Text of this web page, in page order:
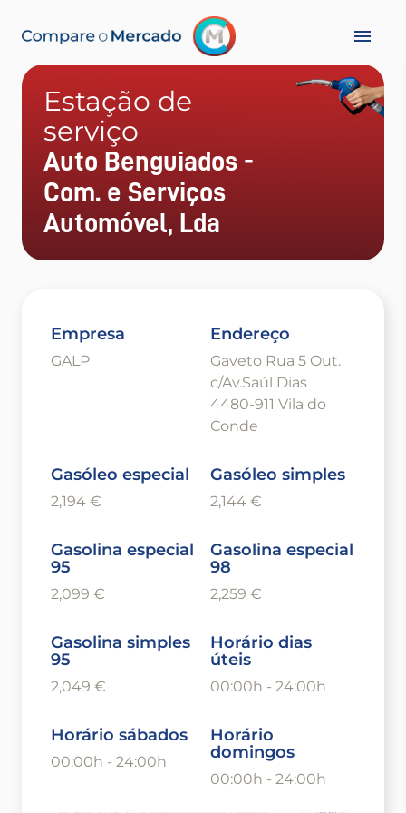
Estação de
serviço
Auto Benguiados -
Com. e Serviços
Automóvel, Lda
Empresa
GALP
Endereço
Gaveto Rua 5 Out.
c/Av.Saúl Dias
4480-911 Vila do
Conde
Gasóleo especial
2,194 €
Gasóleo simples
2,144 €
Gasolina especial
95
2,099 €
Gasolina especial
98
2,259 €
Gasolina simples
95
2,049 €
Horário dias
úteis
00:00h - 24:00h
Horário sábados
00:00h - 24:00h
Horário
domingos
00:00h - 24:00h